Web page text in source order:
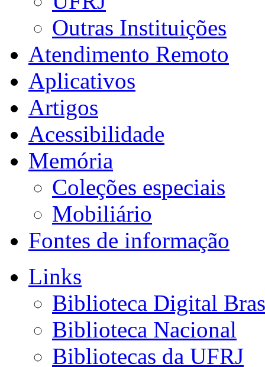
Outras Instituições
Atendimento Remoto
Aplicativos
Artigos
Acessibilidade
Memória
Coleções especiais
Mobiliário
Fontes de informação
Links
Biblioteca Digital
Biblioteca Nacional
Bibliotecas da UFRJ